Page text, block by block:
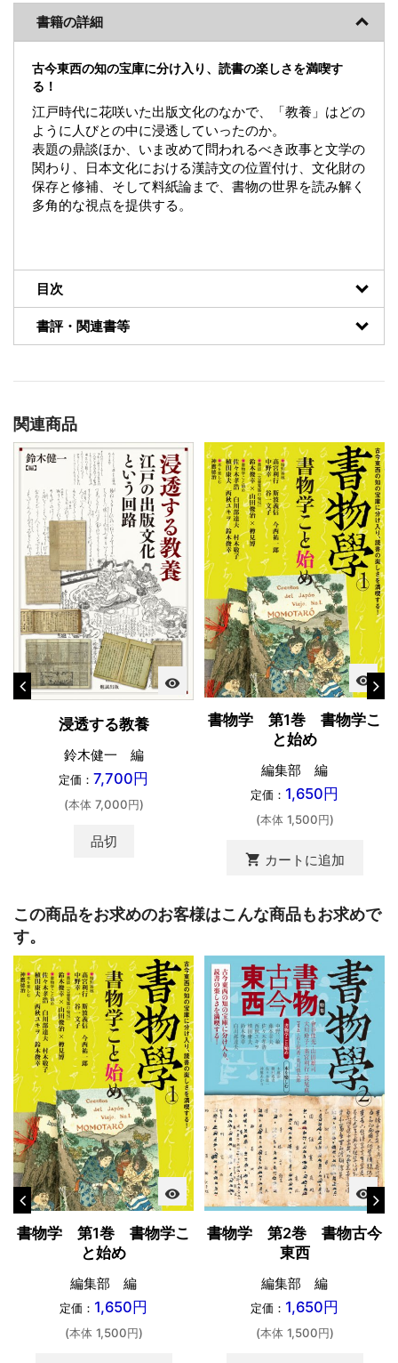
書籍の詳細
古今東西の知の宝庫に分け入り、読書の楽しさを満喫す
る！
江戸時代に花咲いた出版文化のなかで、「教養」はどの
ように人びとの中に浸透していったのか。
表題の鼎談ほか、いま改めて問われるべき政事と文学の
関わり、日本文化における漢詩文の位置付け、文化財の
保存と修補、そして料紙論まで、書物の世界を読み解く
多角的な視点を提供する。
目次
書評・関連書等
関連商品
visibility
浸透する教養
鈴木健一 編
定価： 7,700円
(本体 7,000円)
品切
visibility
書物学 第1巻 書物学こ
と始め
編集部 編
定価： 1,650円
(本体 1,500円)
shopping_cart カートに追加
この商品をお求めのお客様はこんな商品もお求めで
す。
visibility
書物学 第1巻 書物学こ
と始め
編集部 編
定価： 1,650円
(本体 1,500円)
visibility
書物学 第2巻 書物古今
東西
編集部 編
定価： 1,650円
(本体 1,500円)